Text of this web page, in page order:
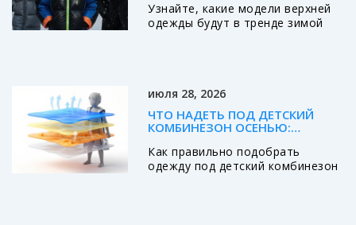
Узнайте, какие модели верхней
одежды будут в тренде зимой
июля 28, 2026
ЧТО НАДЕТЬ ПОД ДЕТСКИЙ
КОМБИНЕЗОН ОСЕНЬЮ:
СЛОЯМ И ТКАНЯМ
Как правильно подобрать
одежду под детский комбинезон